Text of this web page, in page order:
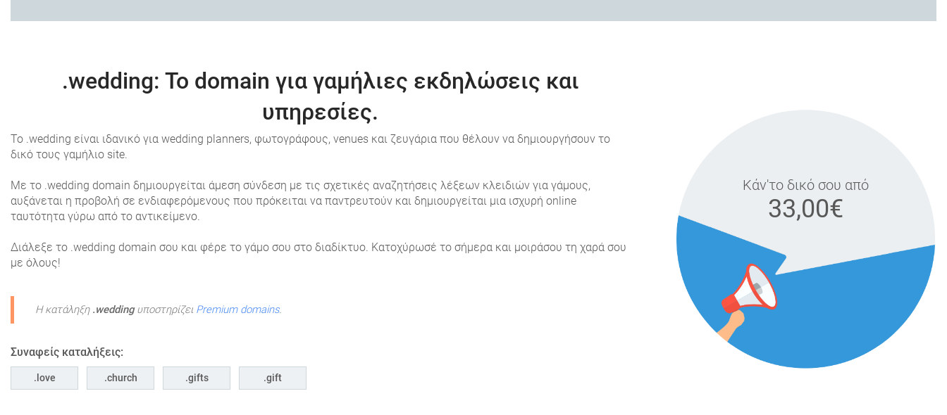
Κάν'το δικό σου από
33,00€
.wedding: Το domain για γαμήλιες εκδηλώσεις και
υπηρεσίες.
Το .wedding είναι ιδανικό για wedding planners, φωτογράφους, venues και ζευγάρια που θέλουν να δημιουργήσουν το
δικό τους γαμήλιο site.
Με το .wedding domain δημιουργείται άμεση σύνδεση με τις σχετικές αναζητήσεις λέξεων κλειδιών για γάμους,
αυξάνεται η προβολή σε ενδιαφερόμενους που πρόκειται να παντρευτούν και δημιουργείται μια ισχυρή online
ταυτότητα γύρω από το αντικείμενο.
Διάλεξε το .wedding domain σου και φέρε το γάμο σου στο διαδίκτυο. Κατοχύρωσέ το σήμερα και μοιράσου τη χαρά σου
με όλους!
Η κατάληξη .weddingυποστηρίζει Premium domains.
Συναφείς καταλήξεις:
love church gifts gift